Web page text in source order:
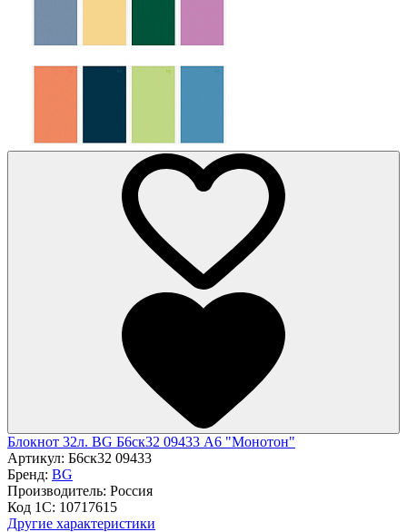
Блокнот 32л. BG Б6ск32 09433 А6 "Монотон"
Артикул: Б6ск32 09433
Бренд: BG
Производитель: Россия
Код 1С: 10717615
Другие характеристики